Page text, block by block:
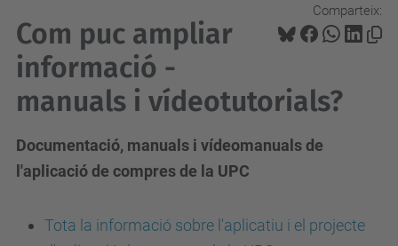
Comparteix:
Com puc ampliar
informació -
manuals i vídeotutorials?
Documentació, manuals i vídeomanuals de
l'aplicació de compres de la UPC
Tota la informació sobre l'aplicatiu i el projecte